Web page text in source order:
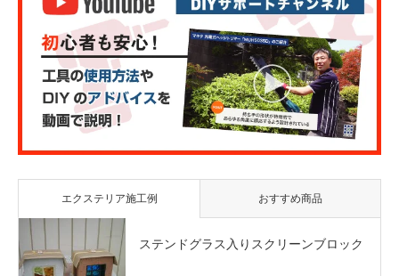
エクステリア施工例 おすすめ商品
ステンドグラス入りスクリーンブロック